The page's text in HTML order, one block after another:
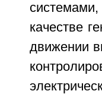
качестве
движении